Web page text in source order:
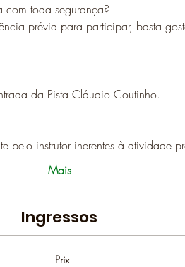
com toda segurança?
prévia para participar, basta
da Pista Cláudio Coutinho.
pelo instrutor inerentes à atividade
Mais
Ingressos
Prix